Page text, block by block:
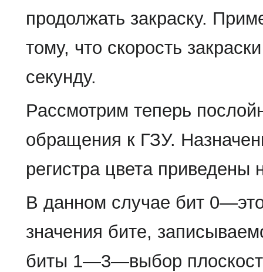
продолжать закраску.
тому, что скорость
секунду.
Рассмотрим теперь
обращения к ГЗУ.
регистра цвета приведены
В данном случае бит
значения бите,
биты 1—3—выбор